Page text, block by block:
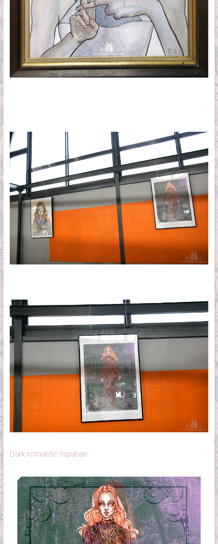
Dark romantic Ispahan.